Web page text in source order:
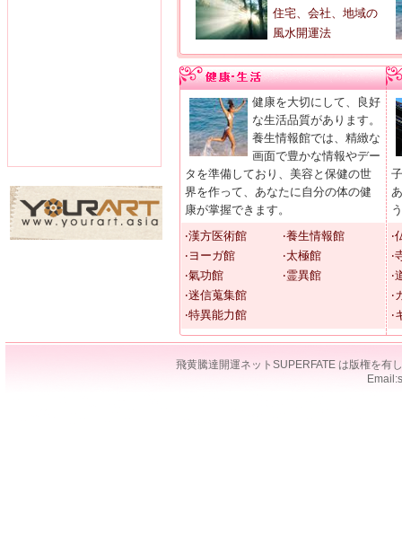
住宅、会社、地域の
風水開運法
健康を大切にして、良好
な生活品質があります。
養生情報館では、精緻な
画面で豊かな情報やデー
タを準備しており、美容と保健の世
界を作って、あなたに自分の体の健
康が掌握できます。
‧漢方医術館
‧養生情報館
‧ヨーガ館
‧太極館
‧氣功館
‧霊異館
‧迷信蒐集館
‧特異能力館
‧
‧
‧
‧
‧
飛黄騰達開運ネットSUPERFATE は版権を有
Email: